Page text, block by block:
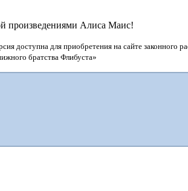
произведениями Алиса Маис!
доступна для приобретения на сайте законного
братства Флибуста»